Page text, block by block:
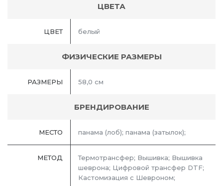
ЦВЕТА
ЦВЕТ белый
ФИЗИЧЕСКИЕ РАЗМЕРЫ
РАЗМЕРЫ 58,0 см
БРЕНДИРОВАНИЕ
МЕСТО панама (лоб); панама (затылок);
МЕТОД
Термотрансфер; Вышивка; Вышивка
шеврона; Цифровой трансфер DTF;
Кастомизация с Шевроном;